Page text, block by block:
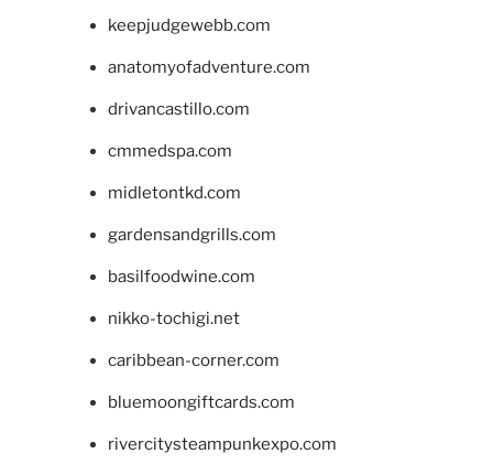
keepjudgewebb.com
anatomyofadventure.com
drivancastillo.com
cmmedspa.com
midletontkd.com
gardensandgrills.com
basilfoodwine.com
nikko-tochigi.net
caribbean-corner.com
bluemoongiftcards.com
rivercitysteampunkexpo.com